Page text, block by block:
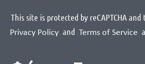
This site is protected by reCAPTCHA and
Privacy Policy and Terms of Service